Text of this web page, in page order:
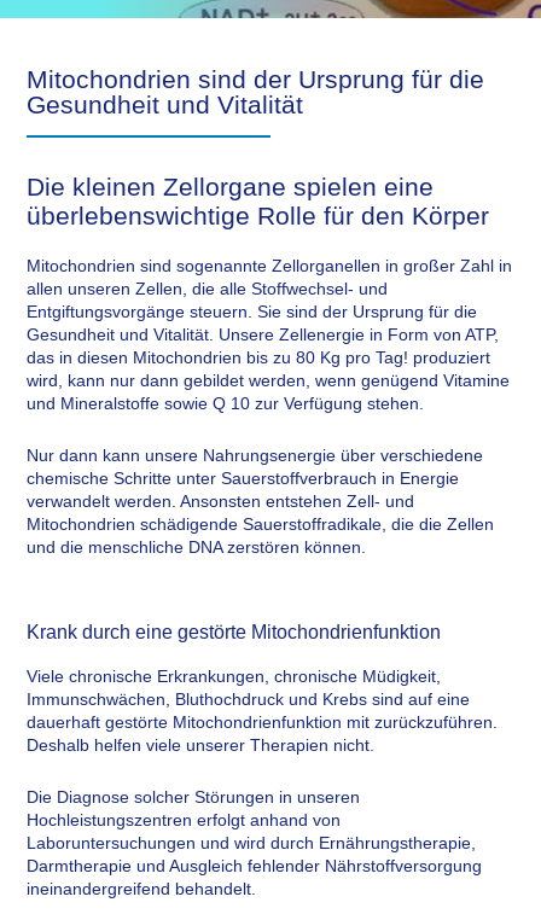
Mitochondrien sind der Ursprung für die
Gesundheit und Vitalität
Die kleinen Zellorgane spielen eine
überlebenswichtige Rolle für den Körper
Mitochondrien sind sogenannte Zellorganellen in großer Zahl in
allen unseren Zellen, die alle Stoffwechsel- und
Entgiftungsvorgänge steuern. Sie sind der Ursprung für die
Gesundheit und Vitalität. Unsere Zellenergie in Form von ATP,
das in diesen Mitochondrien bis zu 80 Kg pro Tag! produziert
wird, kann nur dann gebildet werden, wenn genügend Vitamine
und Mineralstoffe sowie Q 10 zur Verfügung stehen.
Nur dann kann unsere Nahrungsenergie über verschiedene
chemische Schritte unter Sauerstoffverbrauch in Energie
verwandelt werden. Ansonsten entstehen Zell- und
Mitochondrien schädigende Sauerstoffradikale, die die Zellen
und die menschliche DNA zerstören können.
Krank durch eine gestörte Mitochondrienfunktion
Viele chronische Erkrankungen, chronische Müdigkeit,
Immunschwächen, Bluthochdruck und Krebs sind auf eine
dauerhaft gestörte Mitochondrienfunktion mit zurückzuführen.
Deshalb helfen viele unserer Therapien nicht.
Die Diagnose solcher Störungen in unseren
Hochleistungszentren erfolgt anhand von
Laboruntersuchungen und wird durch Ernährungstherapie,
Darmtherapie und Ausgleich fehlender Nährstoffversorgung
ineinandergreifend behandelt.